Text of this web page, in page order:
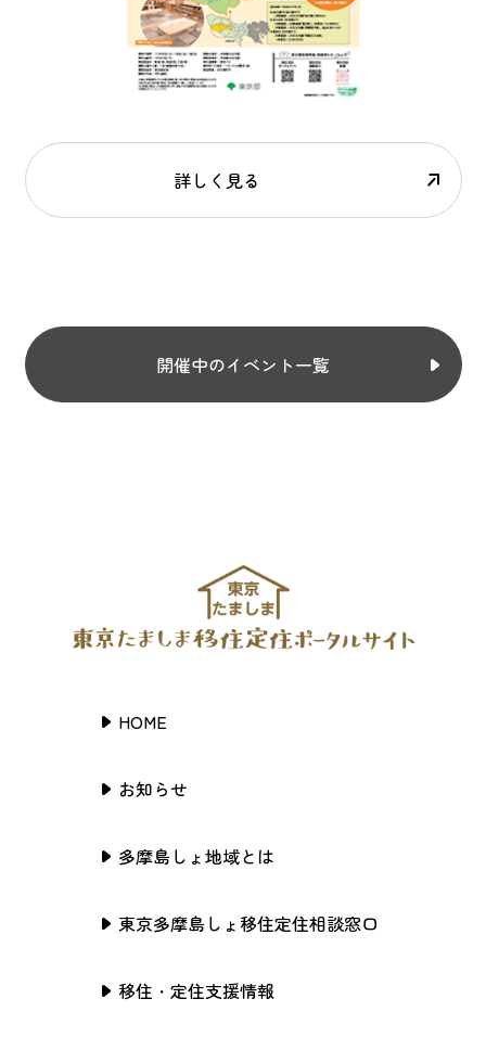
詳しく見る
開催中のイベント一覧
HOME
お知らせ
多摩島しょ地域とは
東京多摩島しょ移住定住相談窓口
移住・定住支援情報